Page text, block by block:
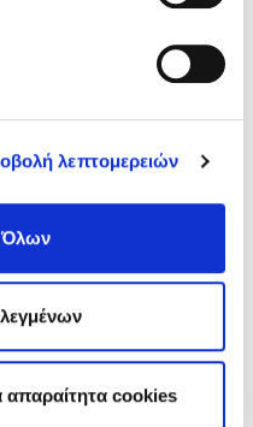
λεπτομερειών
Όλων
απαραίτητα cookies
από 08-12-
Επιτροπής
2025
Διαχειριστικών Χρήσεων
πρωτ.1563/16-12-2025)